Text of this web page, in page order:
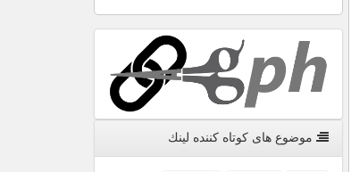
موضوع های كوتاه كننده لینك